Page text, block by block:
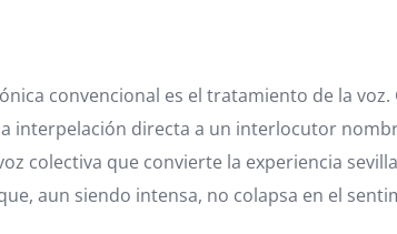
convencional es el tratamiento de la
interpelación directa a un interlocutor
colectiva que convierte la experiencia
aun siendo intensa, no colapsa en el